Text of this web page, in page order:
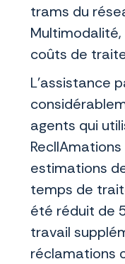
trams du
coûts de
L'assistance
agents qui
estimations
temps de
été réduit de
travail
réclamations